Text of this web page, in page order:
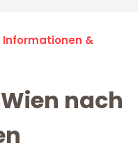
Informationen &
nach